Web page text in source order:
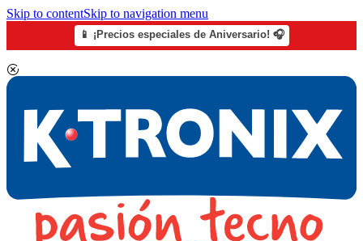
Skip to contentSkip to navigation menu
📱 ¡Precios especiales de Aniversario! 🎧